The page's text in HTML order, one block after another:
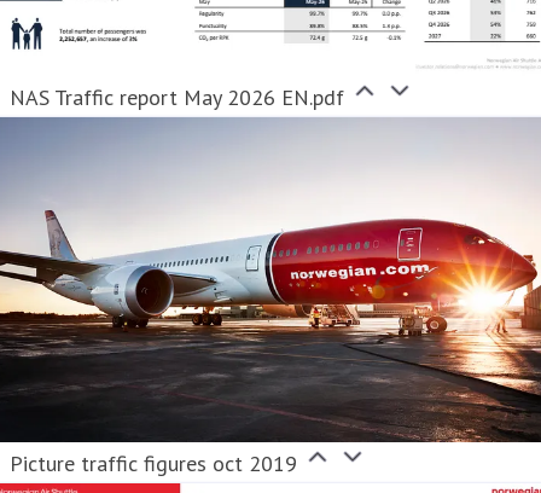
NAS Traffic report May 2026 EN.pdf
Picture traffic figures oct 2019